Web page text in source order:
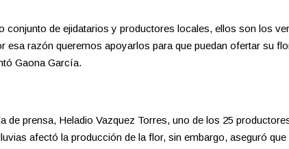
conjunto de ejidatarios y productores locales, ellos son los
esa razón queremos apoyarlos para que puedan ofertar su
Gaona García.
de prensa, Heladio Vazquez Torres, uno de los 25
afectó la producción de la flor, sin embargo, aseguró